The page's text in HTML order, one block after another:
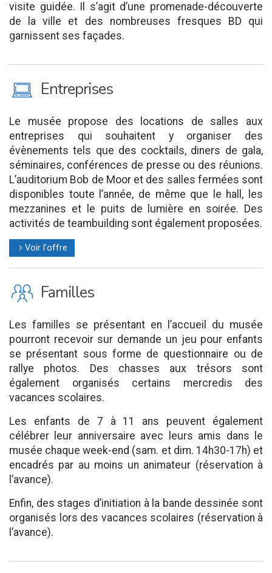
visite guidée. Il s’agit d’une promenade-découverte
de la ville et des nombreuses fresques BD qui
garnissent ses façades.
M Entreprises
Le musée propose des locations de salles aux
entreprises qui souhaitent y organiser des
évènements tels que des cocktails, diners de gala,
séminaires, conférences de presse ou des réunions.
L’auditorium Bob de Moor et des salles fermées sont
disponibles toute l’année, de même que le hall, les
mezzanines et le puits de lumière en soirée. Des
activités de teambuilding sont également proposées.
l Voir l'offre
K Familles
Les familles se présentant en l’accueil du musée
pourront recevoir sur demande un jeu pour enfants
se présentant sous forme de questionnaire ou de
rallye photos. Des chasses aux trésors sont
également organisés certains mercredis des
vacances scolaires.
Les enfants de 7 à 11 ans peuvent également
célébrer leur anniversaire avec leurs amis dans le
musée chaque week-end (sam. et dim. 14h30-17h) et
encadrés par au moins un animateur (réservation à
l’avance).
Enfin, des stages d’initiation à la bande dessinée sont
organisés lors des vacances scolaires (réservation à
l’avance).